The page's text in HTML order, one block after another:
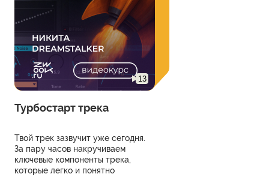
13
Турбостарт трека
Твой трек зазвучит уже сегодня.
За пару часов накручиваем
ключевые компоненты трека,
которые легко и понятно